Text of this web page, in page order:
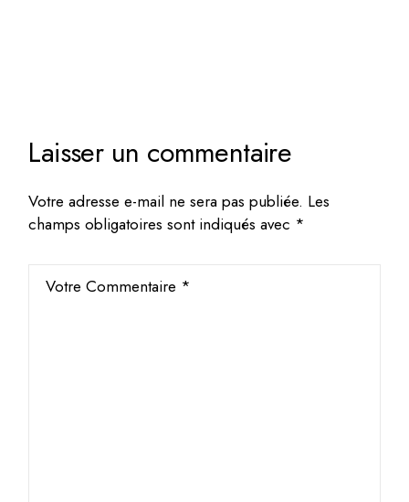
Laisser un commentaire
Votre adresse e-mail ne sera pas publiée. Les
champs obligatoires sont indiqués avec *